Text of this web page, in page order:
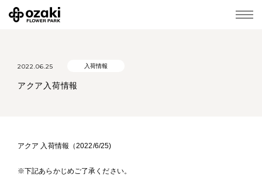
2022.06.25 入荷情報
アクア入荷情報
アクア 入荷情報（2022/6/25)
※下記あらかじめご了承ください。